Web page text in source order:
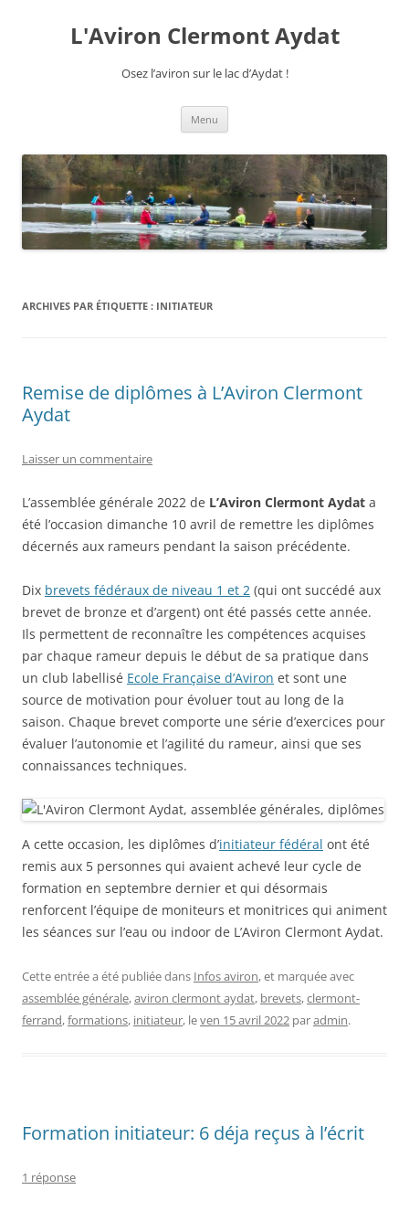
L'Aviron Clermont Aydat
Osez l’aviron sur le lac d’Aydat !
Menu
ARCHIVES PAR ÉTIQUETTE : INITIATEUR
Remise de diplômes à L’Aviron Clermont
Aydat
Laisser un commentaire
L’assemblée générale 2022 de L’Aviron Clermont Aydat a
été l’occasion dimanche 10 avril de remettre les diplômes
décernés aux rameurs pendant la saison précédente.
Dix brevets fédéraux de niveau 1 et 2 (qui ont succédé aux
brevet de bronze et d’argent) ont été passés cette année.
Ils permettent de reconnaître les compétences acquises
par chaque rameur depuis le début de sa pratique dans
un club labellisé Ecole Française d’Aviron et sont une
source de motivation pour évoluer tout au long de la
saison. Chaque brevet comporte une série d’exercices pour
évaluer l’autonomie et l’agilité du rameur, ainsi que ses
connaissances techniques.
A cette occasion, les diplômes d’initiateur fédéral ont été
remis aux 5 personnes qui avaient achevé leur cycle de
formation en septembre dernier et qui désormais
renforcent l’équipe de moniteurs et monitrices qui animent
les séances sur l’eau ou indoor de L’Aviron Clermont Aydat.
Cette entrée a été publiée dans Infos aviron, et marquée avec
assemblée générale,aviron clermont aydat, brevets,clermont-
ferrand,formations, initiateur, leven 15 avril 2022 paradmin.
Formation initiateur: 6 déja reçus à l’écrit
1 réponse